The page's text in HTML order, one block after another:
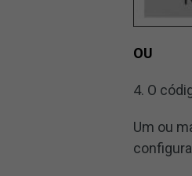
OU
4. O
Um ou